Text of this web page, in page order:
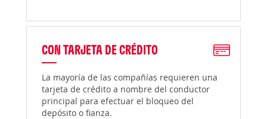
CON TARJETA DE CRÉDITO
La mayoría de las compañías requieren una
tarjeta de crédito a nombre del conductor
principal para efectuar el bloqueo del
depósito o fianza.